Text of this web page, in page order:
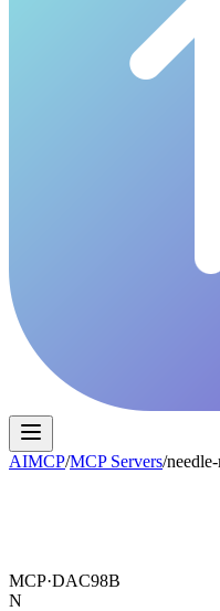
AIMCP/MCP Servers/
MCP·DAC98B
N